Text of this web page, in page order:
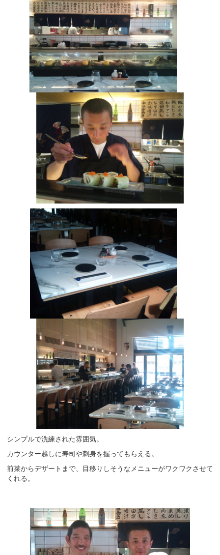
シンプルで洗練された雰囲気。
カウンター越しに寿司や刺身を握ってもらえる。
前菜からデザートまで、目移りしそうなメニューがワクワクさせて
くれる。